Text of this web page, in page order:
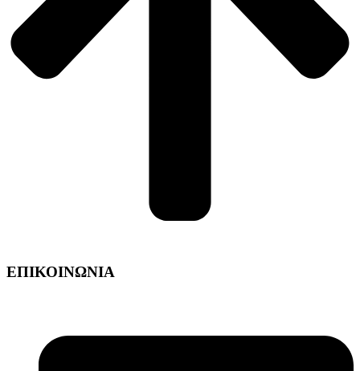
ΕΠΙΚΟΙΝΩΝΙΑ